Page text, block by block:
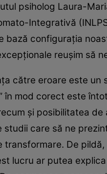
psiholog Laura-
Integrativă
bază configurația
reușim să
către eroare este
în mod corect este
și posibilitatea
studii care să ne
De
lucru ar putea